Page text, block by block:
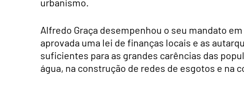
urbanismo.
Alfredo Graça desempenhou o seu mandato
aprovada uma lei de finanças locais e as
suficientes para as grandes carências das
água, na construção de redes de esgotos e na